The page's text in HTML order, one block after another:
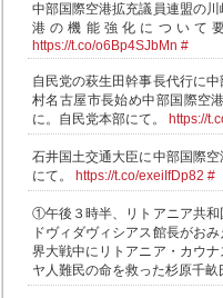
中部国際空港拡充議員連盟の
港の機能強化について
https://t.co/o6Bp4SJbMn #
自民党の萩生田幹事長代行に
村名古屋市長始め中部国際空
に。自民党本部にて。
https://
石井国土交通大臣に中部国際
にて。
https://t.co/exeiIfDp82 #
①午後３時半、リトアニア共和
ドヴィダヴィシアス館長がお
界大戦中にリトアニア・カウ
ヤ人難民の命を救った杉原千